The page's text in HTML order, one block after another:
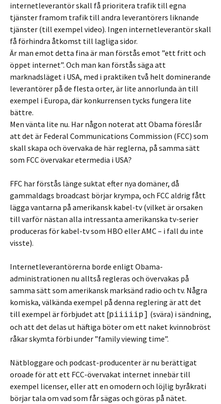
internetleverantör skall få prioritera trafik till egna
tjänster framom trafik till andra leverantörers liknande
tjänster (till exempel video). Ingen internetleverantör skall
få förhindra åtkomst till lagliga sidor.
Är man emot detta fina är man förstås emot ”ett fritt och
öppet internet”. Och man kan förstås säga att
marknadsläget i USA, med i praktiken två helt dominerande
leverantörer på de flesta orter, är lite annorlunda än till
exempel i Europa, där konkurrensen tycks fungera lite
bättre.
Men vänta lite nu. Har någon noterat att Obama föreslår
att det är Federal Communications Commission (FCC) som
skall skapa och övervaka de här reglerna, på samma sätt
som FCC övervakar etermedia i USA?
FFC har förstås länge suktat efter nya domäner, då
gammaldags broadcast börjar krympa, och FCC aldrig fått
lägga vantarna på amerikansk kabel-tv (vilket är orsaken
till varför nästan alla intressanta amerikanska tv-serier
produceras för kabel-tv som HBO eller AMC – i fall du inte
visste).
Internetleverantörerna borde enligt Obama-
administrationen nu alltså regleras och övervakas på
samma sätt som amerikansk marksänd radio och tv. Några
komiska, välkända exempel på denna reglering är att det
till exempel är förbjudet att [piiiiip]
(svära) i sändning,
och att det delas ut häftiga böter om ett naket kvinnobröst
råkar skymta förbi under ”family viewing time”.
Nätbloggare och podcast-producenter är nu berättigat
oroade för att ett FCC-övervakat internet innebär till
exempel licenser, eller att en omodern och löjlig byråkrati
börjar tala om vad som får sägas och göras på nätet.